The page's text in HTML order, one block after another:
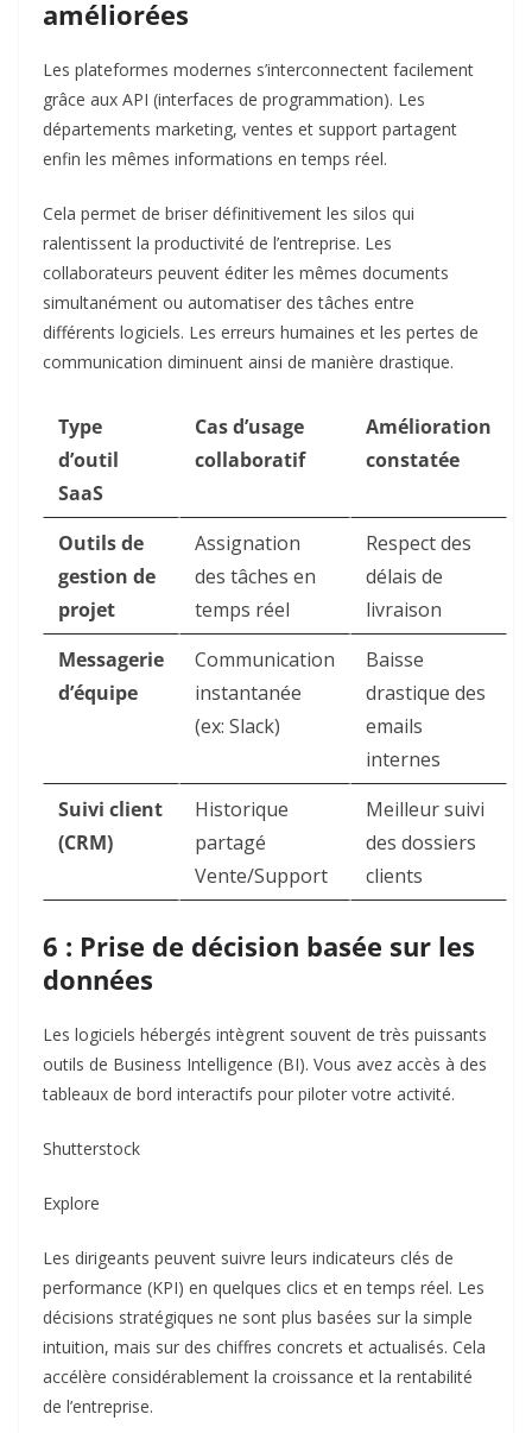
améliorées
Les plateformes modernes s’interconnectent facilement
grâce aux API (interfaces de programmation). Les
départements marketing, ventes et support partagent
enfin les mêmes informations en temps réel.
Cela permet de briser définitivement les silos qui
ralentissent la productivité de l’entreprise. Les
collaborateurs peuvent éditer les mêmes documents
simultanément ou automatiser des tâches entre
différents logiciels. Les erreurs humaines et les pertes de
communication diminuent ainsi de manière drastique.
Type
d’outil
SaaS
Cas d’usage
collaboratif
Amélioration
constatée
Outils de
gestion de
projet
Assignation
des tâches en
temps réel
Respect des
délais de
livraison
Messagerie
d’équipe
Communication
instantanée
(ex: Slack)
Baisse
drastique des
emails
internes
Suivi client
(CRM)
Historique
partagé
Vente/Support
Meilleur suivi
des dossiers
clients
6 : Prise de décision basée sur les
données
Les logiciels hébergés intègrent souvent de très puissants
outils de Business Intelligence (BI). Vous avez accès à des
tableaux de bord interactifs pour piloter votre activité.
Shutterstock
Explore
Les dirigeants peuvent suivre leurs indicateurs clés de
performance (KPI) en quelques clics et en temps réel. Les
décisions stratégiques ne sont plus basées sur la simple
intuition, mais sur des chiffres concrets et actualisés. Cela
accélère considérablement la croissance et la rentabilité
de l’entreprise.